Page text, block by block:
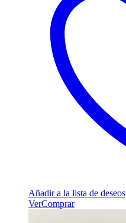
Añadir a la lista de deseos
VerComprar